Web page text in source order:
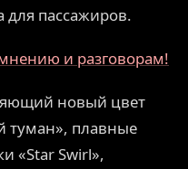
пассажиров.
и разговорам!
новый цвет
туман», плавные
«Star Swirl»,